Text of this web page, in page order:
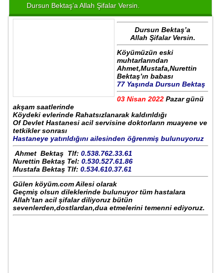
Dursun Bektaş’a Allah Şifalar Versin.
Dursun Bektaş’a
Allah Şifalar Versin.
Köyümüzün eski
muhtarlarından
Ahmet,Mustafa,Nurettin
Bektaş’ın babası
77 Yaşında Dursun Bektaş
03 Nisan 2022 Pazar günü
akşam saatlerinde
Köydeki evlerinde Rahatsızlanarak kaldırıldığı
Of Devlet Hastanesi acil servisine doktorların muayene ve
tetkikler sonrası
Hastaneye yatırıldığını ailesinden öğrenmiş bulunuyoruz
Ahmet Bektaş Tlf: 0.538.762.33.61
Nurettin Bektaş Tel: 0.530.527.61.86
Mustafa Bektaş Tlf: 0.534.610.37.61
Gülen köyüm.com Ailesi olarak
Geçmiş olsun dileklerinde bulunuyor tüm hastalara
Allah’tan acil şifalar diliyoruz bütün
sevenlerden,dostlardan,dua etmelerini temenni ediyoruz.